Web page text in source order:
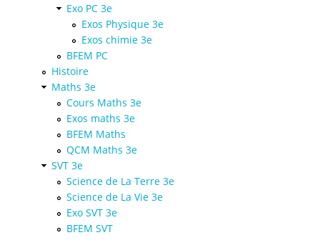
Exo PC 3e
Exos Physique 3e
Exos chimie 3e
BFEM PC
Histoire
Maths 3e
Cours Maths 3e
Exos maths 3e
BFEM Maths
QCM Maths 3e
SVT 3e
Science de La Terre 3e
Science de La Vie 3e
Exo SVT 3e
BFEM SVT